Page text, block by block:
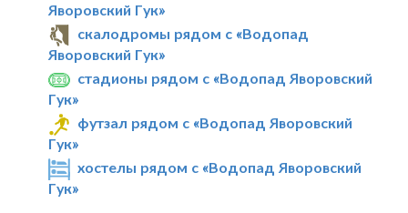
Яворовский Гук»
скалодромы рядом с «Водопад
Яворовский Гук»
стадионы рядом с «Водопад Яворовский
Гук»
футзал рядом с «Водопад Яворовский
Гук»
хостелы рядом с «Водопад Яворовский
Гук»